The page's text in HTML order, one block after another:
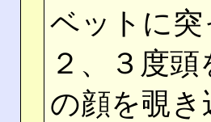
ベットに
２、３度
の顔を覗き